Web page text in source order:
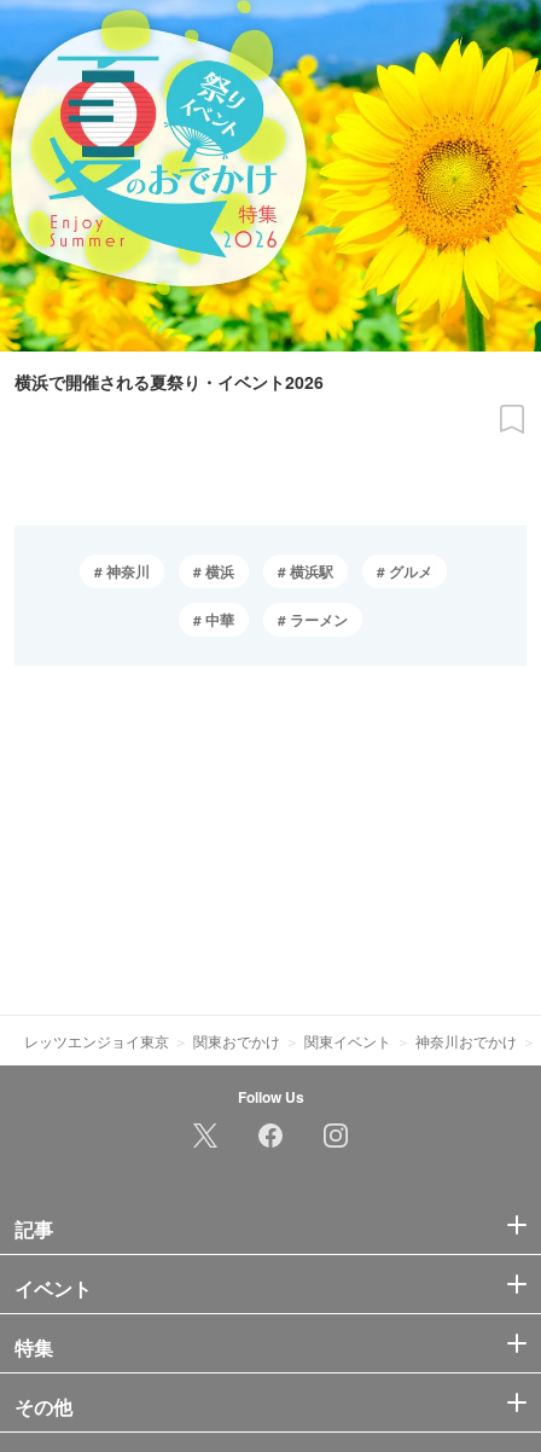
横浜で開催される夏祭り・イベント2026
神奈川 横浜 横浜駅 グルメ
中華 ラーメン
レッツエンジョイ東京 関東おでかけ 関東イベント 神奈川おでかけ
Follow Us
記事
イベント
特集
その他